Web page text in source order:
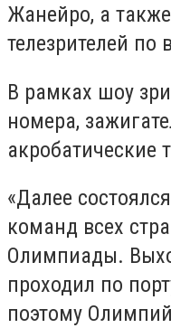
Жанейро, а
телезрителей по
В рамках шоу
номера,
акробатические
«Далее
команд всех
Олимпиады.
проходил по
поэтому